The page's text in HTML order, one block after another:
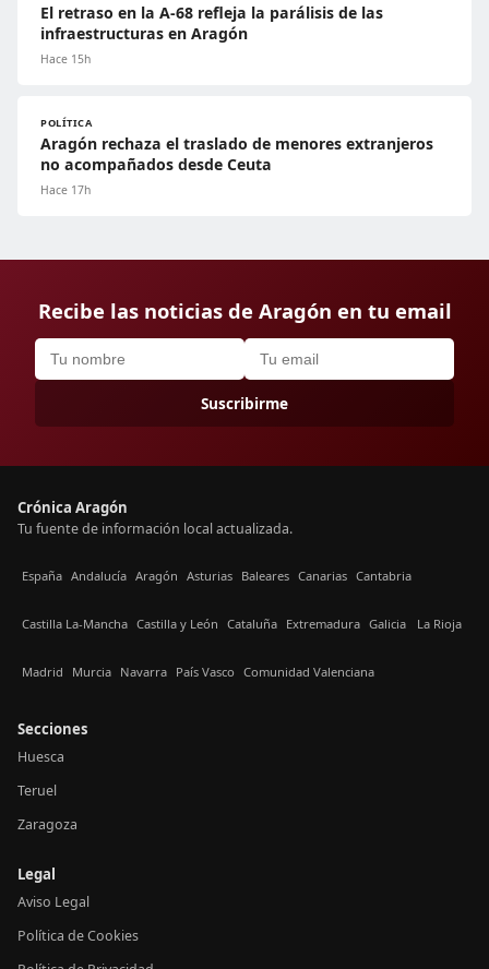
El retraso en la A-68 refleja la parálisis de las
infraestructuras en Aragón
Hace 15h
POLÍTICA
Aragón rechaza el traslado de menores extranjeros
no acompañados desde Ceuta
Hace 17h
Recibe las noticias de Aragón en tu email
Suscribirme
Crónica Aragón
Tu fuente de información local actualizada.
España Andalucía Aragón Asturias Baleares Canarias Cantabria
Castilla La-Mancha Castilla y León Cataluña Extremadura Galicia La Rioja
Madrid Murcia Navarra País Vasco Comunidad Valenciana
Secciones
Huesca
Teruel
Zaragoza
Legal
Aviso Legal
Política de Cookies